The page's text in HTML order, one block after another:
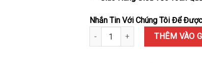
Nhắn Tin Với Chúng Tôi Để
Đồng Hồ Patek Philippe Cubitus
THÊM VÀO